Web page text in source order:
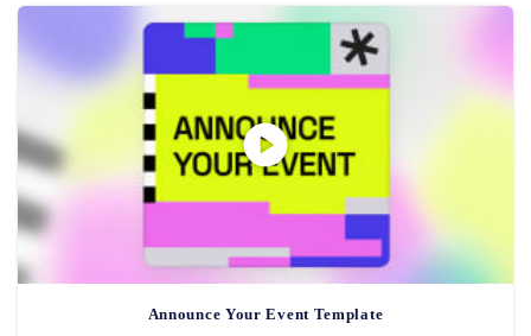
Announce Your Event Template